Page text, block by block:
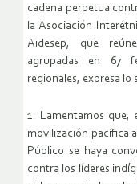
cadena perpetua
la Asociación
Aidesep, que
agrupadas en 67
regionales, expresa lo
1. Lamentamos que,
movilización pacífica
Público se haya
contra los líderes